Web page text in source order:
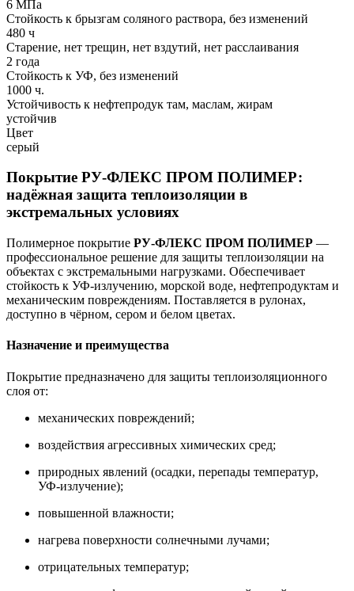
6 МПа
Стойкость к брызгам соляного раствора, без изменений
480 ч
Старение, нет трещин, нет вздутий, нет расслаивания
2 года
Стойкость к УФ, без изменений
1000 ч.
Устойчивость к нефтепродук там, маслам, жирам
устойчив
Цвет
серый
Покрытие РУ‑ФЛЕКС ПРОМ ПОЛИМЕР:
надёжная защита теплоизоляции в
экстремальных условиях
Полимерное покрытие РУ‑ФЛЕКС ПРОМ ПОЛИМЕР —
профессиональное решение для защиты теплоизоляции на
объектах с экстремальными нагрузками. Обеспечивает
стойкость к УФ‑излучению, морской воде, нефтепродуктам и
механическим повреждениям. Поставляется в рулонах,
доступно в чёрном, сером и белом цветах.
Назначение и преимущества
Покрытие предназначено для защиты теплоизоляционного
слоя от:
механических повреждений;
воздействия агрессивных химических сред;
природных явлений (осадки, перепады температур,
УФ‑излучение);
повышенной влажности;
нагрева поверхности солнечными лучами;
отрицательных температур;